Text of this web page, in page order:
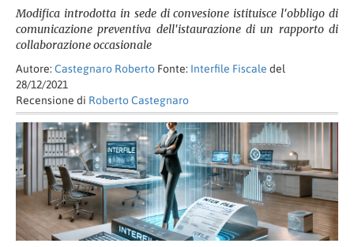
Modifica introdotta in sede di convesione istituisce l'obbligo di
comunicazione preventiva dell'istaurazione di un rapporto di
collaborazione occasionale
Autore: Castegnaro Roberto Fonte: Interfile Fiscale del
28/12/2021
Recensione di Roberto Castegnaro